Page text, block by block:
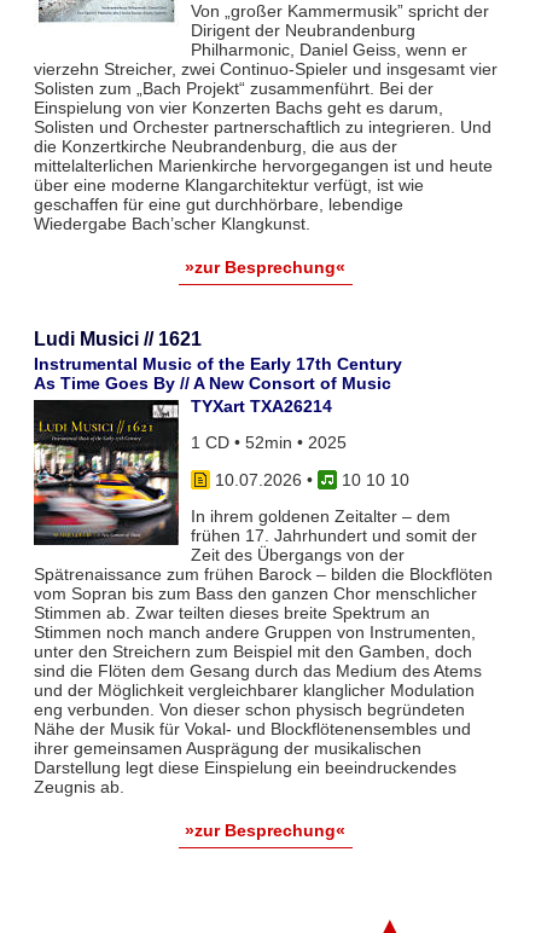
Von „großer Kammermusik” spricht der
Dirigent der Neubrandenburg
Philharmonic, Daniel Geiss, wenn er
vierzehn Streicher, zwei Continuo-Spieler und insgesamt vier
Solisten zum „Bach Projekt“ zusammenführt. Bei der
Einspielung von vier Konzerten Bachs geht es darum,
Solisten und Orchester partnerschaftlich zu integrieren. Und
die Konzertkirche Neubrandenburg, die aus der
mittelalterlichen Marienkirche hervorgegangen ist und heute
über eine moderne Klangarchitektur verfügt, ist wie
geschaffen für eine gut durchhörbare, lebendige
Wiedergabe Bach’scher Klangkunst.
»zur Besprechung«
Ludi Musici // 1621
Instrumental Music of the Early 17th Century
As Time Goes By // A New Consort of Music
TYXart TXA26214
1 CD • 52min • 2025
10.07.2026 •
10 10 10
In ihrem goldenen Zeitalter – dem
frühen 17. Jahrhundert und somit der
Zeit des Übergangs von der
Spätrenaissance zum frühen Barock – bilden die Blockflöten
vom Sopran bis zum Bass den ganzen Chor menschlicher
Stimmen ab. Zwar teil­ten dieses breite Spektrum an
Stimmen noch manch andere Gruppen von Instrumenten,
unter den Streichern zum Bei­spiel mit den Gamben, doch
sind die Flöten dem Gesang durch das Medium des Atems
und der Möglichkeit vergleich­barer klanglicher Modulation
eng verbunden. Von dieser schon physisch begründeten
Nähe der Musik für Vokal- und Blockflö­tenensembles und
ihrer gemeinsamen Ausprägung der musikalischen
Darstellung legt diese Einspielung ein beeindruckendes
Zeugnis ab.
»zur Besprechung«